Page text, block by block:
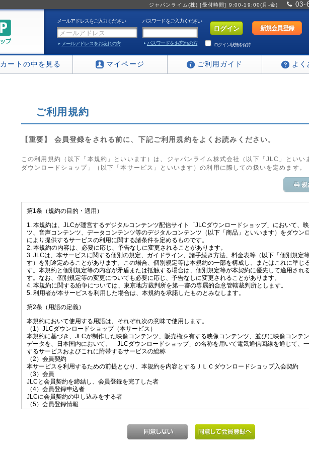
ジャパンライム(株) [受付時間] 9:00-19:00(月-金) 03-
メールアドレスをご入力ください パスワードをご入力ください
新規会員登録
メールアドレスをお忘れの方 パスワードをお忘れの方 ログイン状態を保持
カートの中を見る マイページ ご利用ガイド よく
ご利用規約
【重要】 会員登録をされる前に、下記ご利用規約をよくお読みください。
この利用規約（以下「本規約」といいます）は、ジャパンライム株式会社（以下「JLC」といい
ダウンロードショップ」（以下「本サービス」といいます）の利用に際しての扱いを定めます。
規